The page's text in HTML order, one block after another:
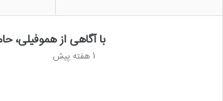
با آگاهی از هموفیلی،
1 هفته پیش